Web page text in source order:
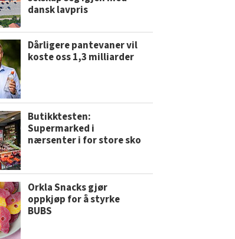
dansk lavpris
Dårligere pantevaner vil
koste oss 1,3 milliarder
Butikktesten:
Supermarked i
nærsenter i for store sko
Orkla Snacks gjør
oppkjøp for å styrke
BUBS